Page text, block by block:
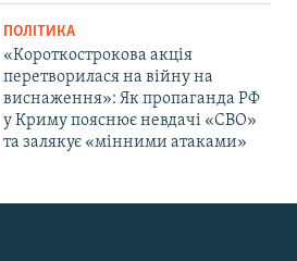
ПОЛІТИКА
«Короткострокова акція
перетворилася на війну на
виснаження»: Як пропаганда РФ
у Криму пояснює невдачі «СВО»
та залякує «мінними атаками»